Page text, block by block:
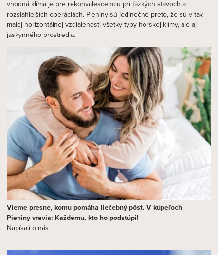
vhodná klíma je pre rekonvalescenciu pri ťažkých stavoch a
rozsiahlejších operáciách. Pieniny sú jedinečné preto, že sú v tak
malej horizontálnej vzdialenosti všetky typy horskej klímy, ale aj
jaskynného prostredia.
Vieme presne, komu pomáha liečebný pôst. V kúpeľoch
Pieniny vravia: Každému, kto ho podstúpi!
Napísali o nás